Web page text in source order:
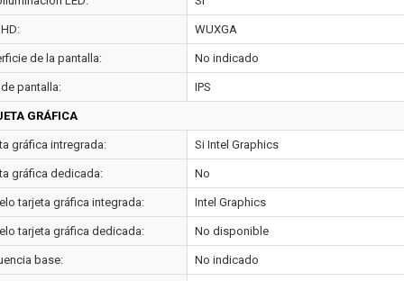
WUXGA
de la pantalla: No indicado
pantalla: IPS
GRÁFICA
gráfica intregrada: Si Intel Graphics
gráfica dedicada: No
tarjeta gráfica integrada: Intel Graphics
tarjeta gráfica dedicada: No disponible
base: No indicado